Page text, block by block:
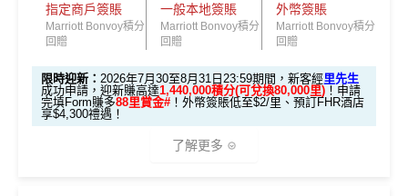
指定商戶簽賬
Marriott Bonvoy積分
回贈
一般本地簽賬
Marriott Bonvoy積分
回贈
外幣簽賬
Marriott Bonvoy積分
回贈
限時迎新： 2026年7月30至8月31日23:59期間，新客經里先生
成功申請，迎新賺高達1,440,000積分(可兌換80,000里) ！申請
完填Form賺多88里賞金# ！外幣簽賬低至$2/里、預訂FHR酒店
享$4,300禮遇！
了解更多